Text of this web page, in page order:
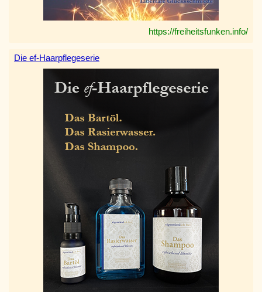
https://freiheitsfunken.info/
Die ef-Haarpflegeserie